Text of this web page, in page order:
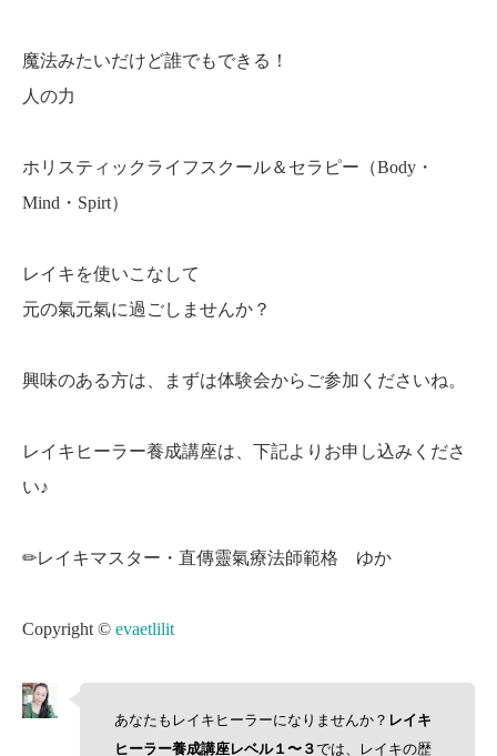
魔法みたいだけど誰でもできる！
人の力
ホリスティックライフスクール＆セラピー（Body・
Mind・Spirt）
レイキを使いこなして
元の氣元氣に過ごしませんか？
興味のある方は、まずは体験会からご参加くださいね。
レイキヒーラー養成講座は、下記よりお申し込みくださ
い♪
✏︎レイキマスター・直傳靈氣療法師範格 ゆか
Copyright © evaetlilit
あなたもレイキヒーラーになりませんか？ レイキ
ヒーラー養成講座レベル１〜３では、レイキの歴